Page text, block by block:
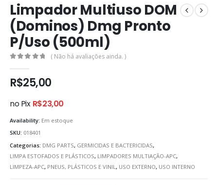
Limpador Multiuso DOM
(Dominos) Dmg Pronto
P/Uso (500ml)
( Não há avaliações ainda. )
R$25,00
no Pix R$23,00
Availability: Em estoque
SKU: 018401
Categorias: DMG PARTS, GERMICIDAS E BACTERICIDAS,
LIMPA ESTOFADOS E PLÁSTICOS, LIMPADORES MULTIAÇÃO-APC,
LIMPEZA-APC, PNEUS, PLÁSTICOS E VINIL , USO EXTERNO, USO INTERNO